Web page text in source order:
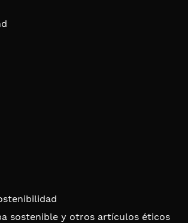
sostenible y otros artículos éticos